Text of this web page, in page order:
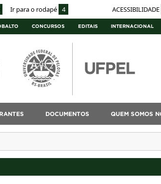
Ir para o rodapé 4 ACESSIBILIDADE
CONCURSOS EDITAIS INTERNACIONAL
DOCUMENTOS QUEM SOMOS